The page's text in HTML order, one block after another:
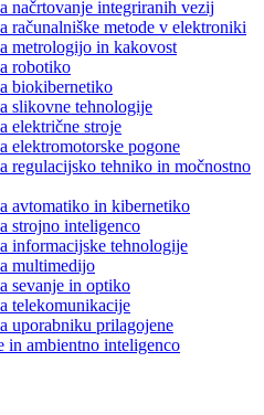
načrtovanje integriranih vezij
računalniške metode v elektroniki
metrologijo in kakovost
robotiko
biokibernetiko
slikovne tehnologije
električne stroje
elektromotorske pogone
regulacijsko tehniko in močnostno
avtomatiko in kibernetiko
strojno inteligenco
informacijske tehnologije
multimedijo
sevanje in optiko
telekomunikacije
uporabniku prilagojene
in ambientno inteligenco